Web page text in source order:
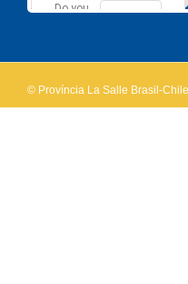
Do you
OK
© Província La Salle Brasil-Chile